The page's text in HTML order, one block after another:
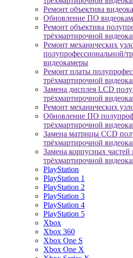
Ремонт объектива
Обновление ПО
Ремонт объектива
трёхмартирочной
Ремонт механических
полупрофессиональной/
видеокамеры
Ремонт платы
трёхмартирочной
Замена дисплея LCD
трёхмартирочной
Ремонт механических
Обновление ПО
трёхмартирочной
Замена матрицы CCD
трёхмартирочной
Замена корпусных
трёхмартирочной
PlayStation
PlayStation 1
PlayStation 2
PlayStation 3
PlayStation 4
PlayStation 5
Xbox
Xbox 360
Xbox One S
Xbox One X